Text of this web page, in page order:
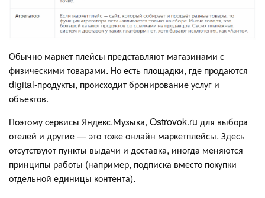
Обычно маркет плейсы представляют магазинами с
физическими товарами. Но есть площадки, где продаются
digital-продукты, происходит бронирование услуг и
объектов.
Поэтому сервисы Яндекс.Музыка, Ostrovok.ru для выбора
отелей и другие — это тоже онлайн маркетплейсы. Здесь
отсутствуют пункты выдачи и доставка, иногда меняются
принципы работы (например, подписка вместо покупки
отдельной единицы контента).